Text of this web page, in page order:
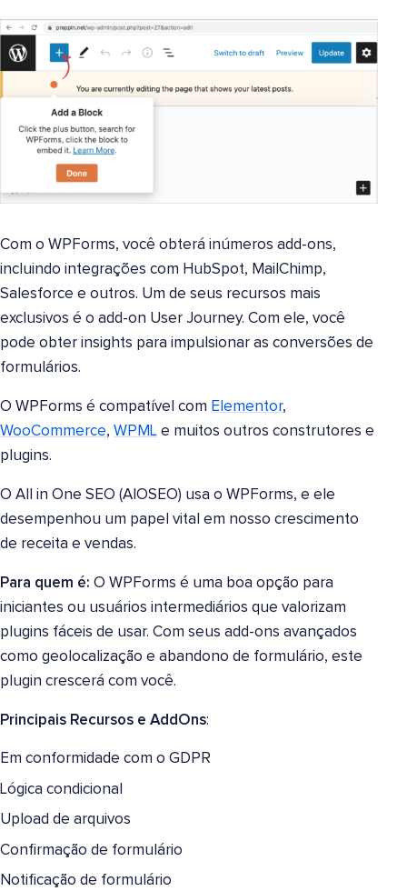
Com o WPForms, você obterá inúmeros add-ons,
incluindo integrações com HubSpot, MailChimp,
Salesforce e outros. Um de seus recursos mais
exclusivos é o add-on User Journey. Com ele, você
pode obter insights para impulsionar as conversões de
formulários.
O WPForms é compatível com Elementor,
WooCommerce, WPML e muitos outros construtores e
plugins.
O All in One SEO (AIOSEO) usa o WPForms, e ele
desempenhou um papel vital em nosso crescimento
de receita e vendas.
Para quem é: O WPForms é uma boa opção para
iniciantes ou usuários intermediários que valorizam
plugins fáceis de usar. Com seus add-ons avançados
como geolocalização e abandono de formulário, este
plugin crescerá com você.
Principais Recursos e AddOns:
Em conformidade com o GDPR
Lógica condicional
Upload de arquivos
Confirmação de formulário
Notificação de formulário